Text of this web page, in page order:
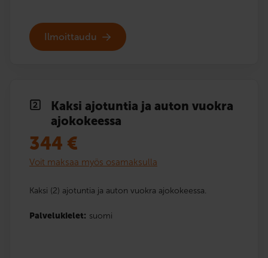
Ilmoittaudu
Kaksi ajotuntia ja auton vuokra
ajokokeessa
344 €
Voit maksaa myös osamaksulla
Kaksi (2) ajotuntia ja auton vuokra ajokokeessa.
Palvelukielet: suomi